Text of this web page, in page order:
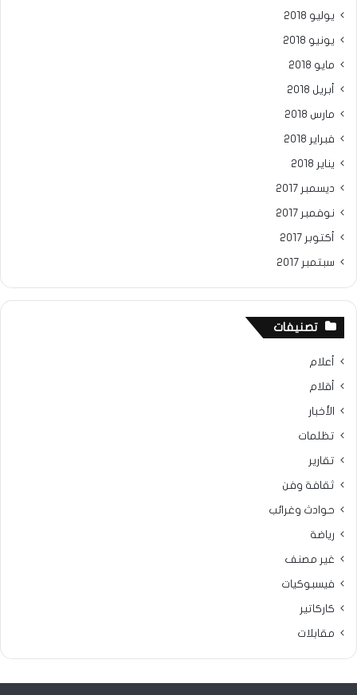
يوليو 2018
يونيو 2018
مايو 2018
أبريل 2018
مارس 2018
فبراير 2018
يناير 2018
ديسمبر 2017
نوفمبر 2017
أكتوبر 2017
سبتمبر 2017
تصنيفات
أعلام
أقلام
الأخبار
تظلمات
تقارير
ثقافة وفن
حوادث وغرائب
رياضة
غير مصنف
فيسبوكيات
كاركاتير
مقابلات